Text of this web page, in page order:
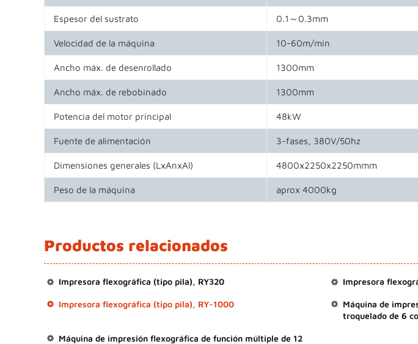
Espesor del sustrato 0.1～0.3mm
Velocidad de la máquina 10-60m/min
Ancho máx. de desenrollado 1300mm
Ancho máx. de rebobinado 1300mm
Potencia del motor principal 48kW
Fuente de alimentación 3-fases, 380V/50hz
Dimensiones generales (LxAnxAl) 4800x2250x2250mmm
Peso de la máquina aprox 4000kg
Productos relacionados
Impresora flexográfica (tipo pila), RY320 Impresora
Impresora flexográfica (tipo pila), RY-1000
Máquina de
troquelado de 6
Máquina de impresión flexográfica de función múltiple de 12